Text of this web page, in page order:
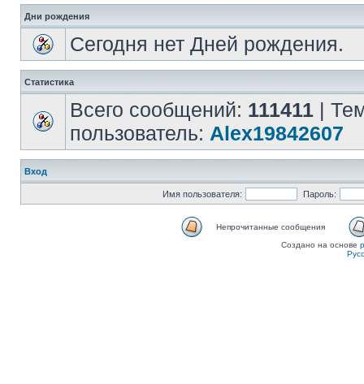
Дни рождения
Сегодня нет Дней рождения.
Статистика
Всего сообщений: 111411 |
пользователь: Alex19842607
Вход
Имя пользователя: Пароль:
Непрочитанные сообщения
Создано на основе